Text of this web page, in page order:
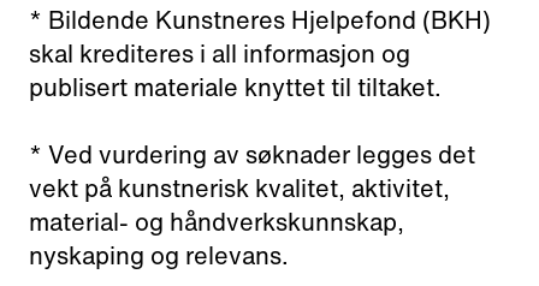
* Bildende Kunstneres Hjelpefond (BKH)
skal krediteres i all informasjon og
publisert materiale knyttet til tiltaket.
* Ved vurdering av søknader legges det
vekt på kunstnerisk kvalitet, aktivitet,
material- og håndverkskunnskap,
nyskaping og relevans.